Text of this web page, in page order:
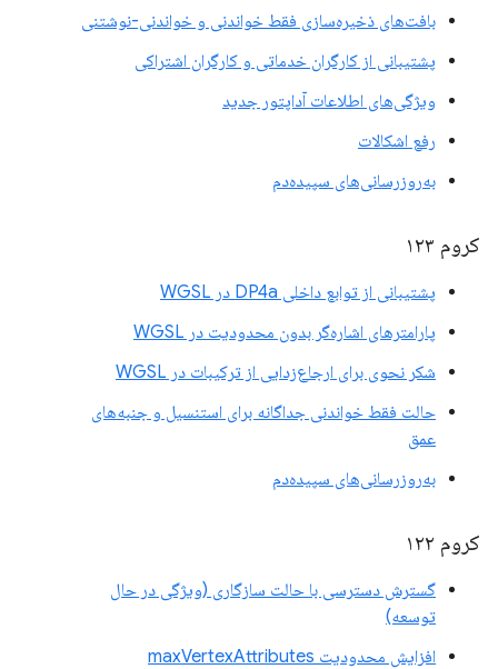
بافت‌های ذخیره‌سازی فقط خواندنی و خواندنی-نوشتنی
پشتیبانی از کارگران خدماتی و کارگران اشتراکی
ویژگی‌های اطلاعات آداپتور جدید
رفع اشکالات
به‌روزرسانی‌های سپیده‌دم
کروم ۱۲۳
پشتیبانی از توابع داخلی DP4a در WGSL
پارامترهای اشاره‌گر بدون محدودیت در WGSL
شکر نحوی برای ارجاع‌زدایی از ترکیبات در WGSL
حالت فقط خواندنی جداگانه برای استنسیل و جنبه‌های
عمق
به‌روزرسانی‌های سپیده‌دم
کروم ۱۲۲
گسترش دسترسی با حالت سازگاری (ویژگی در حال
توسعه)
افزایش محدودیت maxVertexAttributes